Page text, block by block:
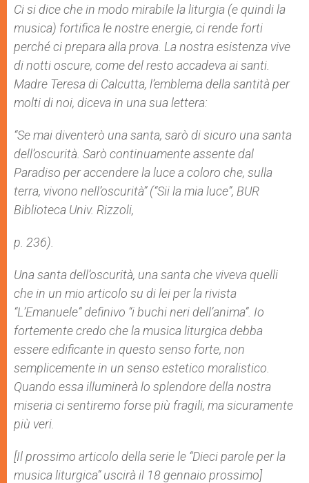
Ci si dice che in modo mirabile la liturgia (e quindi la
musica) fortifica le nostre energie, ci rende forti
perché ci prepara alla prova. La nostra esistenza vive
di notti oscure, come del resto accadeva ai santi.
Madre Teresa di Calcutta, l’emblema della santità per
molti di noi, diceva in una sua lettera:
“Se mai diventerò una santa, sarò di sicuro una santa
dell’oscurità. Sarò continuamente assente dal
Paradiso per accendere la luce a coloro che, sulla
terra, vivono nell’oscurità”(“Sii la mia luce”, BUR
Biblioteca Univ. Rizzoli,
p. 236).
Una santa dell’oscurità, una santa che viveva quelli
che in un mio articolo su di lei per la rivista
“L’Emanuele” definivo “i buchi neri dell’anima”. Io
fortemente credo che la musica liturgica debba
essere edificante in questo senso forte, non
semplicemente in un senso estetico moralistico.
Quando essa illuminerà lo splendore della nostra
miseria ci sentiremo forse più fragili, ma sicuramente
più veri.
[Il prossimo articolo della serie le “Dieci parole per la
musica liturgica” uscirà il 18 gennaio prossimo]